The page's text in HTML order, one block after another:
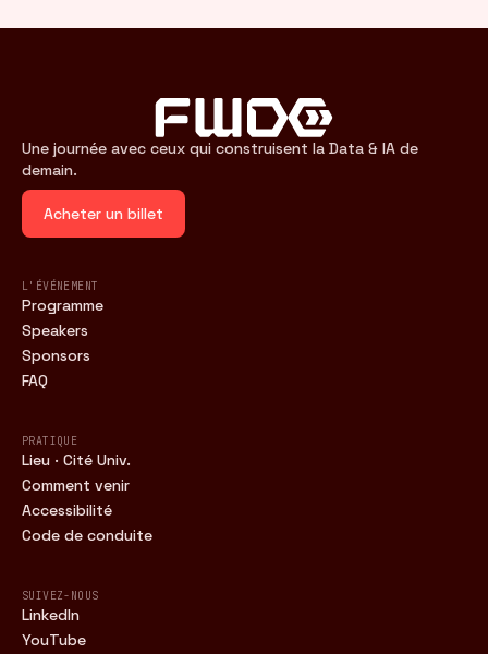
Une journée avec ceux qui construisent la Data & IA de
demain.
Acheter un billet
L'ÉVÉNEMENT
Programme
Speakers
Sponsors
FAQ
PRATIQUE
Lieu · Cité Univ.
Comment venir
Accessibilité
Code de conduite
SUIVEZ-NOUS
LinkedIn
YouTube